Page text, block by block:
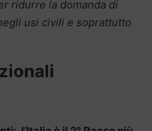
ridurre la domanda di
usi civili e soprattutto